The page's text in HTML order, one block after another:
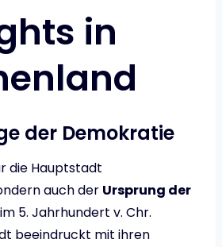
in
der Demokratie
die Hauptstadt
auch der Ursprung der
5. Jahrhundert v. Chr.
beeindruckt mit ihren